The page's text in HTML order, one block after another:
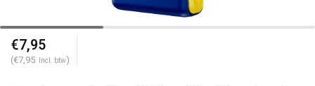
€7,95
(€7,95 Incl. btw)